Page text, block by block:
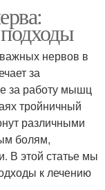
нервов в
за
за работу мышц
тройничный
различными
болям,
В этой статье мы
к лечению